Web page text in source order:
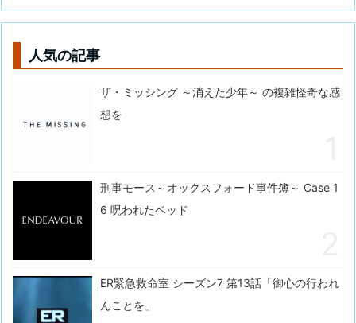
人気の記事
ザ・ミッシング ～消えた少年～ の複雑怪奇な感
想を
刑事モース～オックスフォード事件簿～ Case 1
6 呪われたベッド
ER緊急救命室 シーズン7 第13話「御心の行われ
んことを」